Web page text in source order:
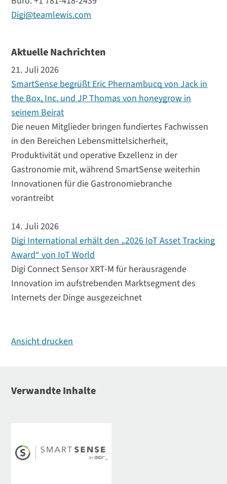
Digi@teamlewis.com
Aktuelle Nachrichten
21. Juli 2026
SmartSense begrüßt Eric Phernambucq von Jack in
the Box, Inc. und JP Thomas von honeygrow in
seinem Beirat
Die neuen Mitglieder bringen fundiertes Fachwissen
in den Bereichen Lebensmittelsicherheit,
Produktivität und operative Exzellenz in der
Gastronomie mit, während SmartSense weiterhin
Innovationen für die Gastronomiebranche
vorantreibt
14. Juli 2026
Digi International erhält den „2026 IoT Asset Tracking
Award“ von IoT World
Digi Connect Sensor XRT-M für herausragende
Innovation im aufstrebenden Marktsegment des
Internets der Dinge ausgezeichnet
Ansicht drucken
Verwandte Inhalte